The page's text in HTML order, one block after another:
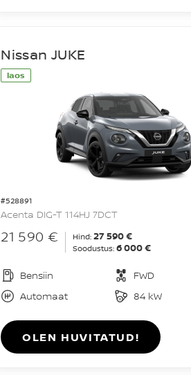
laos
#528891
Nissan JUKE
Acenta DIG-T 114HJ 7DCT
21 590 € Hind: 27 590 €
Soodustus: 6 000 €
Bensiin
FWD
Automaat
84 kW
OLEN HUVITATUD!